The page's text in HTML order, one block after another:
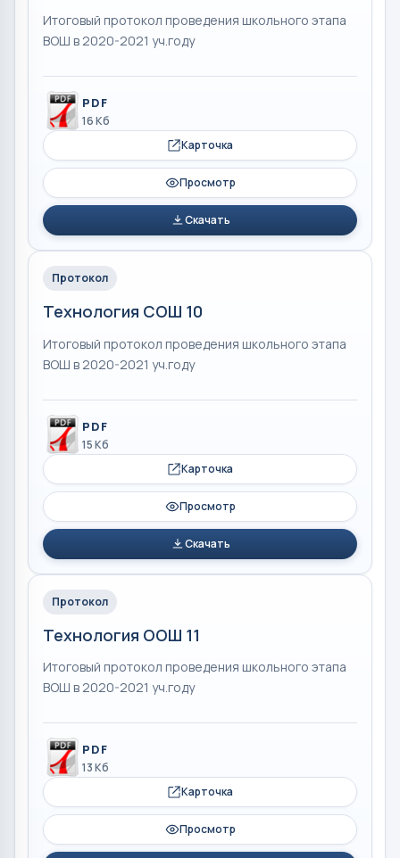
Итоговый протокол проведения школьного этапа
ВОШ в 2020-2021 уч.году
PDF
16 Кб
Карточка
Просмотр
Скачать
Протокол
Технология СОШ 10
Итоговый протокол проведения школьного этапа
ВОШ в 2020-2021 уч.году
PDF
15 Кб
Карточка
Просмотр
Скачать
Протокол
Технология ООШ 11
Итоговый протокол проведения школьного этапа
ВОШ в 2020-2021 уч.году
PDF
13 Кб
Карточка
Просмотр